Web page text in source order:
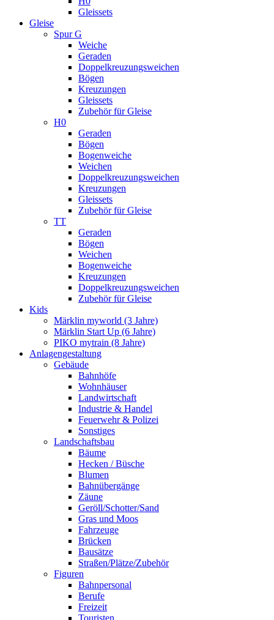
Gleissets
Gleise
Spur G
Weiche
Geraden
Doppelkreuzungsweichen
Bögen
Kreuzungen
Gleissets
Zubehör für Gleise
H0
Geraden
Bögen
Bogenweiche
Weichen
Doppelkreuzungsweichen
Kreuzungen
Gleissets
Zubehör für Gleise
TT
Geraden
Bögen
Weichen
Bogenweiche
Kreuzungen
Doppelkreuzungsweichen
Zubehör für Gleise
Kids
Märklin myworld (3 Jahre)
Märklin Start Up (6 Jahre)
PIKO mytrain (8 Jahre)
Anlagengestaltung
Gebäude
Bahnhöfe
Wohnhäuser
Landwirtschaft
Industrie & Handel
Feuerwehr & Polizei
Sonstiges
Landschaftsbau
Bäume
Hecken / Büsche
Blumen
Bahnübergänge
Zäune
Geröll/Schotter/Sand
Gras und Moos
Fahrzeuge
Brücken
Bausätze
Straßen/Plätze/Zubehör
Figuren
Bahnpersonal
Berufe
Freizeit
Touristen